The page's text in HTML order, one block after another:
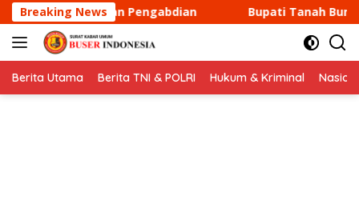
Langsung
ke
konten
Breaking News Bupati Tanah Bumbu Andi Rudi Latif
Berita Utama Berita TNI & POLRI Hukum & Kriminal